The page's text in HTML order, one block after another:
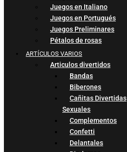
Juegos en Italiano
Juegos en Portugués
Juegos Preliminares
Pétalos de rosas
ARTÍCULOS VARIOS
Articulos divertidos
Bandas
Biberones
Cañitas Divertidas
Sexuales
Complementos
Confetti
Delantales